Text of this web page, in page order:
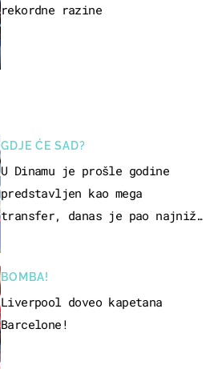
GDJE ĆE SAD?
U Dinamu je prošle godine
predstavljen kao mega
transfer, danas je pao najniže
BOMBA!
Liverpool doveo kapetana
Barcelone!
rekordne razine